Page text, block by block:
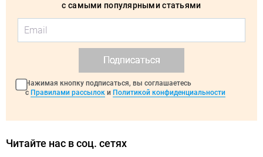
с самыми популярными статьями
Подписаться
Нажимая кнопку подписаться, вы соглашаетесь
с Правилами рассылок и Политикой конфиденциальности
Читайте нас в соц. сетях